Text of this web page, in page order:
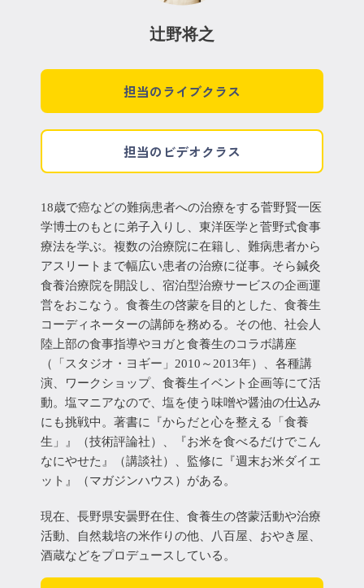
辻野将之
担当のライブクラス
担当のビデオクラス
18歳で癌などの難病患者への治療をする菅野賢一医
学博士のもとに弟子入りし、東洋医学と菅野式食事
療法を学ぶ。複数の治療院に在籍し、難病患者から
アスリートまで幅広い患者の治療に従事。そら鍼灸
食養治療院を開設し、宿泊型治療サービスの企画運
営をおこなう。食養生の啓蒙を目的とした、食養生
コーディネーターの講師を務める。その他、社会人
陸上部の食事指導やヨガと食養生のコラボ講座
（「スタジオ・ヨギー」2010～2013年）、各種講
演、ワークショップ、食養生イベント企画等にて活
動。塩マニアなので、塩を使う味噌や醤油の仕込み
にも挑戦中。著書に『からだと心を整える「食養
生」』（技術評論社）、『お米を食べるだけでこん
なにやせた』（講談社）、監修に『週末お米ダイエ
ット』（マガジンハウス）がある。
現在、長野県安曇野在住、食養生の啓蒙活動や治療
活動、自然栽培の米作りの他、八百屋、おやき屋、
酒蔵などをプロデュースしている。